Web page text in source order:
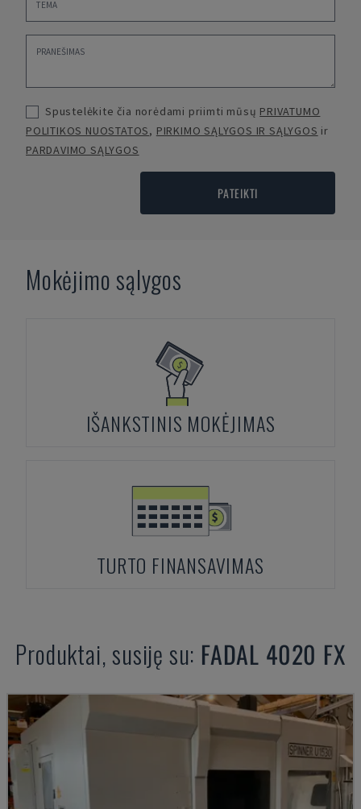
Spustelėkite čia norėdami priimti mūsų PRIVATUMO
POLITIKOS NUOSTATOS, PIRKIMO SĄLYGOS IR SĄLYGOS ir
PARDAVIMO SĄLYGOS
PATEIKTI
Mokėjimo sąlygos
IŠANKSTINIS MOKĖJIMAS
TURTO FINANSAVIMAS
Produktai, susiję su: FADAL 4020 FX